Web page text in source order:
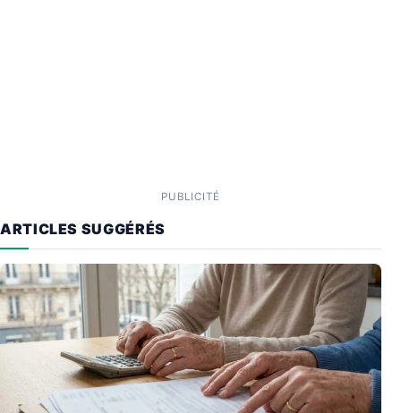
PUBLICITÉ
ARTICLES SUGGÉRÉS